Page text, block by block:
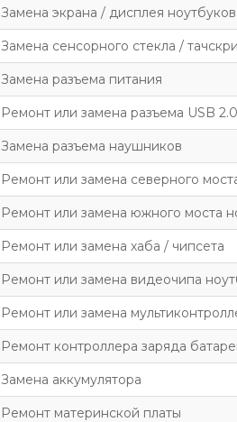
Замена экрана / дисплея ноутбуков
Замена сенсорного стекла /
Замена разъема питания
Ремонт или замена разъема USB
Замена разъема наушников
Ремонт или замена северного
Ремонт или замена южного моста
Ремонт или замена хаба / чипсета
Ремонт или замена видеочипа
Ремонт или замена
Ремонт контроллера заряда
Замена аккумулятора
Ремонт материнской платы